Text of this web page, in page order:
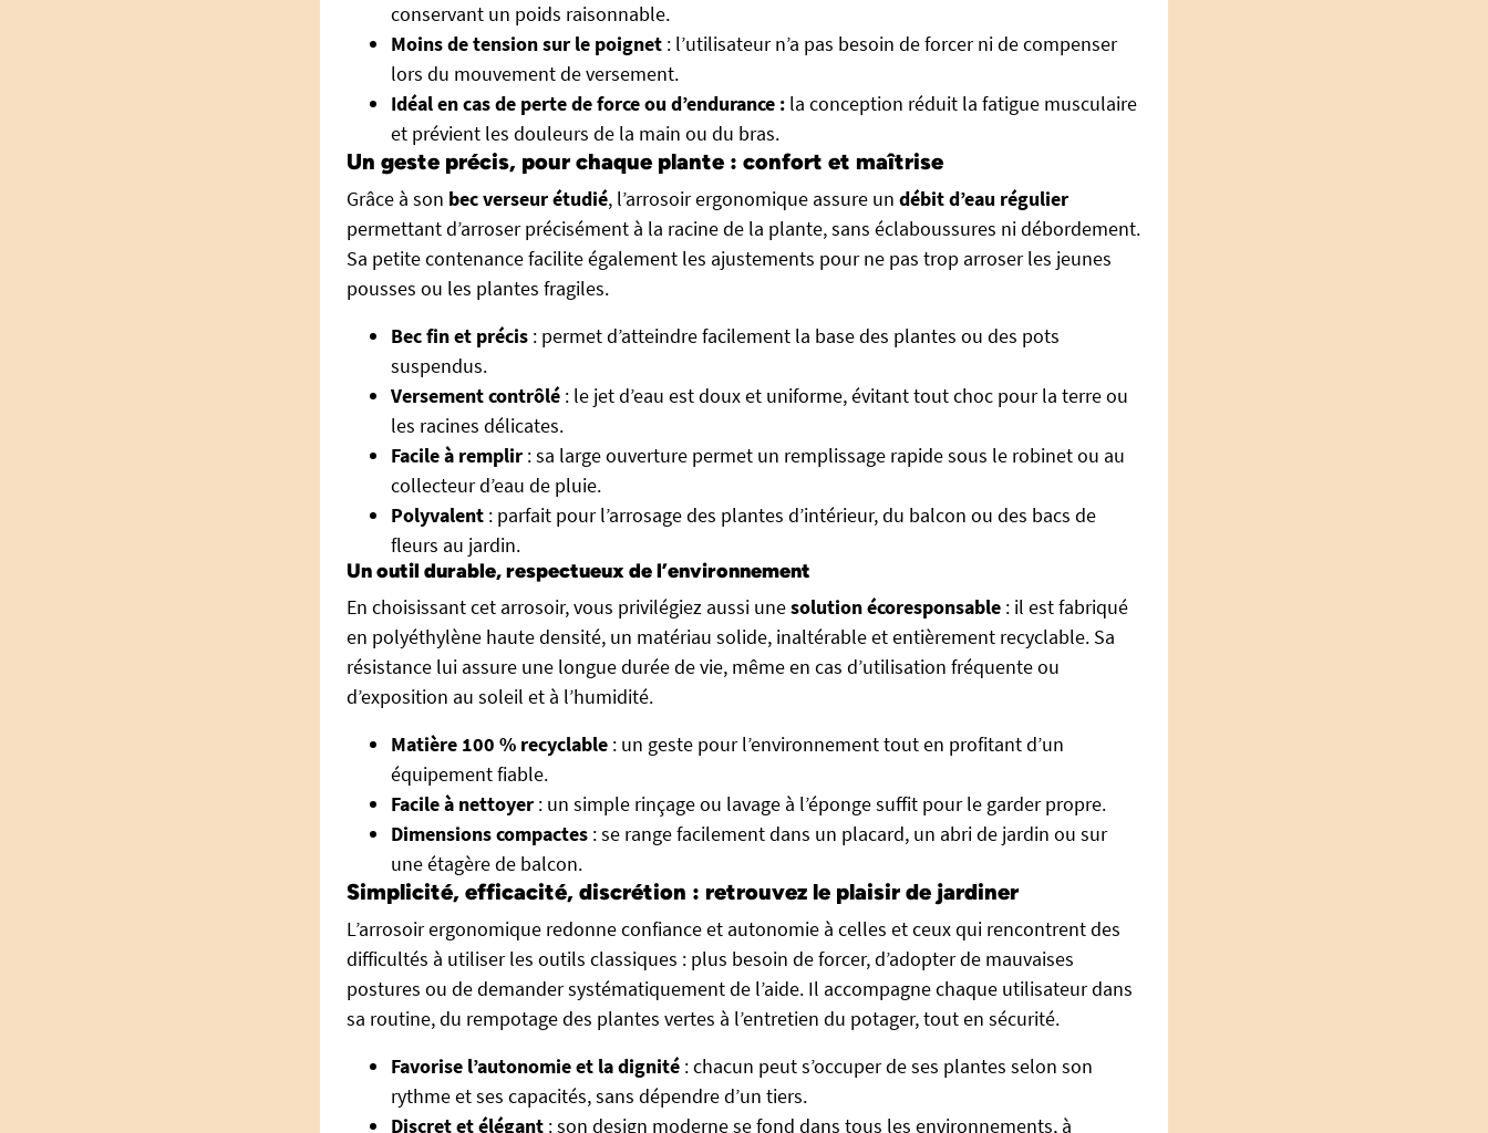
conservant un poids raisonnable.
Moins de tension sur le poignet : l’utilisateur n’a pas besoin de forcer ni de compenser
lors du mouvement de versement.
Idéal en cas de perte de force ou d’endurance : la conception réduit la fatigue musculaire
et prévient les douleurs de la main ou du bras.
Un geste précis, pour chaque plante : confort et maîtrise
Grâce à son bec verseur étudié, l’arrosoir ergonomique assure un débit d’eau régulier
permettant d’arroser précisément à la racine de la plante, sans éclaboussures ni débordement.
Sa petite contenance facilite également les ajustements pour ne pas trop arroser les jeunes
pousses ou les plantes fragiles.
Bec fin et précis : permet d’atteindre facilement la base des plantes ou des pots
suspendus.
Versement contrôlé : le jet d’eau est doux et uniforme, évitant tout choc pour la terre ou
les racines délicates.
Facile à remplir : sa large ouverture permet un remplissage rapide sous le robinet ou au
collecteur d’eau de pluie.
Polyvalent : parfait pour l’arrosage des plantes d’intérieur, du balcon ou des bacs de
fleurs au jardin.
Un outil durable, respectueux de l’environnement
En choisissant cet arrosoir, vous privilégiez aussi unesolution écoresponsable : il est fabriqué
en polyéthylène haute densité, un matériau solide, inaltérable et entièrement recyclable. Sa
résistance lui assure une longue durée de vie, même en cas d’utilisation fréquente ou
d’exposition au soleil et à l’humidité.
Matière 100 % recyclable : un geste pour l’environnement tout en profitant d’un
équipement fiable.
Facile à nettoyer : un simple rinçage ou lavage à l’éponge suffit pour le garder propre.
Dimensions compactes : se range facilement dans un placard, un abri de jardin ou sur
une étagère de balcon.
Simplicité, efficacité, discrétion : retrouvez le plaisir de jardiner
L’arrosoir ergonomique redonne confiance et autonomie à celles et ceux qui rencontrent des
difficultés à utiliser les outils classiques : plus besoin de forcer, d’adopter de mauvaises
postures ou de demander systématiquement de l’aide. Il accompagne chaque utilisateur dans
sa routine, du rempotage des plantes vertes à l’entretien du potager, tout en sécurité.
Favorise l’autonomie et la dignité : chacun peut s’occuper de ses plantes selon son
rythme et ses capacités, sans dépendre d’un tiers.
Discret et élégant : son design moderne se fond dans tous les environnements, à